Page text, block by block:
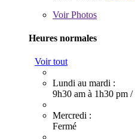
VoirPhotos
Heures normales
Voir tout
Lundi au mardi :
9h30 am à 1h30 pm /
Mercredi :
Fermé